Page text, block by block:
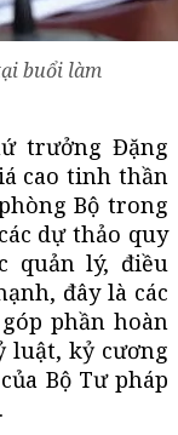
buổi làm
trưởng Đặng
cao tinh thần
Bộ trong
dự thảo quy
quản lý, điều
đây là các
phần hoàn
luật, kỷ cương
Bộ Tư pháp